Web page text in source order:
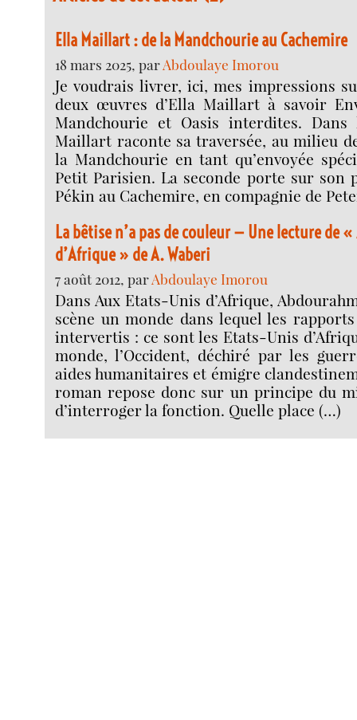
Ella Maillart : de la Mandchourie au Cachemire
18 mars 2025, parAbdoulaye Imorou
Je voudrais livrer, ici, mes impressions
deux œuvres d’Ella Maillart à savoir
Mandchourie et Oasis interdites.
Maillart raconte sa traversée, au milieu
la Mandchourie en tant qu’envoyée
Petit Parisien. La seconde porte sur son
Pékin au Cachemire, en compagnie de
La bêtise n’a pas de couleur — Une lecture de
d’Afrique » de A. Waberi
7 août 2012, parAbdoulaye Imorou
Dans Aux Etats-Unis d’Afrique,
scène un monde dans lequel les
intervertis : ce sont les Etats-Unis
monde, l’Occident, déchiré par les
aides humanitaires et émigre
roman repose donc sur un principe du
d’interroger la fonction. Quelle place (…)